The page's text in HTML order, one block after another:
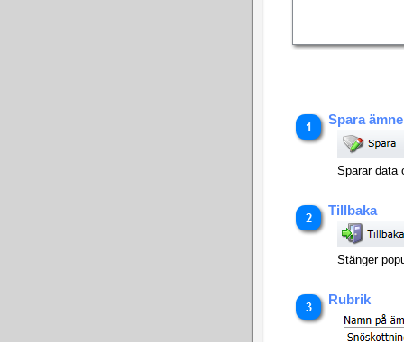
Spara ämne
Sparar data
Tillbaka
Stänger
Rubrik